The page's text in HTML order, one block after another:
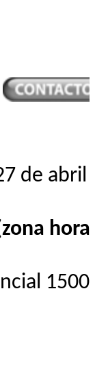
de abril